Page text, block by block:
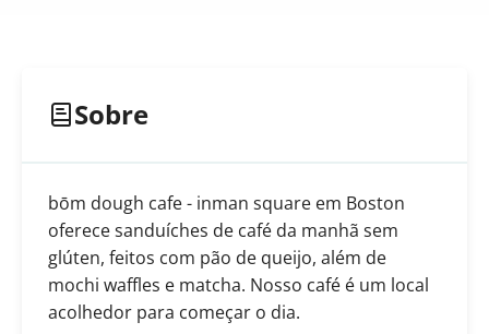
Sobre
bōm dough cafe - inman square em Boston
oferece sanduíches de café da manhã sem
glúten, feitos com pão de queijo, além de
mochi waffles e matcha. Nosso café é um local
acolhedor para começar o dia.